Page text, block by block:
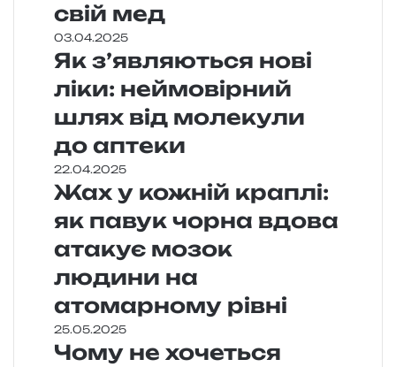
свій мед
03.04.2025
Як з’являються нові
ліки: неймовірний
шлях від молекули
до аптеки
22.04.2025
Жах у кожній краплі:
як павук чорна вдова
атакує мозок
людини на
атомарному рівні
25.05.2025
Чому не хочеться